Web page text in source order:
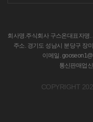
회사명.주식회사 구스온대표자명.
주소. 경기도 성남시 분당구 장
이메일.
통신판매업
COPYRIGHT